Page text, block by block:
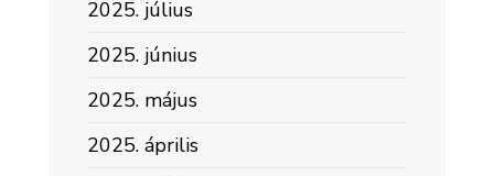
2025. július
2025. június
2025. május
2025. április